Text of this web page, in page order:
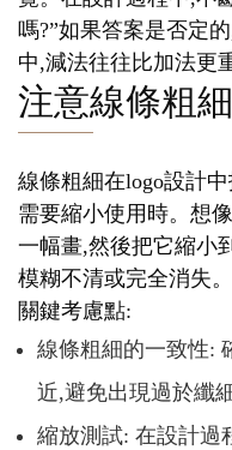
嗎?”如果答案是否定
中,減法往往比加法更
注意線條粗細
線條粗細在logo設計
需要縮小使用時。想
一幅畫,然後把它縮小
模糊不清或完全消失
關鍵考慮點:
線條粗細的一致性:
近,避免出現過於纖
縮放測試: 在設計過